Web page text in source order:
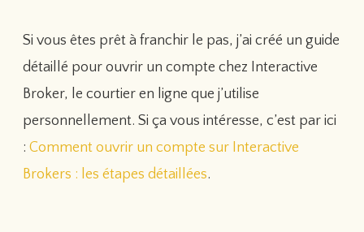
Si vous êtes prêt à franchir le pas, j’ai créé un guide
détaillé pour ouvrir un compte chez Interactive
Broker, le courtier en ligne que j’utilise
personnellement. Si ça vous intéresse, c’est par ici
: Comment ouvrir un compte sur Interactive
Brokers : les étapes détaillées.